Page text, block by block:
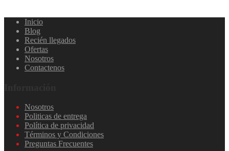
Inicio
Blog
Recién llegados
Ofertas
Nosotros
Contactenos
Nosotros
Politicas de entrega
Política de privacidad
Términos y Condiciones
Preguntas Frecuentes